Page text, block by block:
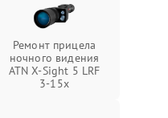
Ремонт прицела
ночного видения
ATN X-Sight 5 LRF
3-15x